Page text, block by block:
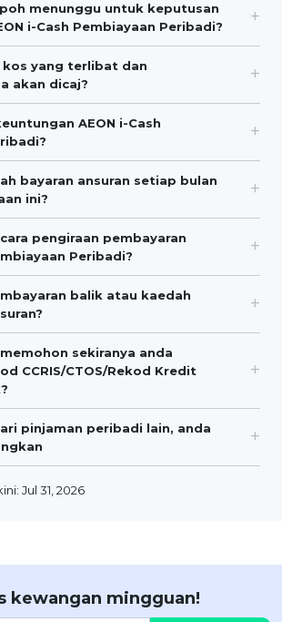
menunggu untuk keputusan
i-Cash Pembiayaan Peribadi?
kos yang terlibat dan
akan dicaj?
AEON i-Cash
bayaran ansuran setiap bulan
ini?
pengiraan pembayaran
Peribadi?
balik atau kaedah
sekiranya anda
CCRIS/CTOS/Rekod Kredit
pinjaman peribadi lain, anda
Jul 31, 2026
kewangan mingguan!